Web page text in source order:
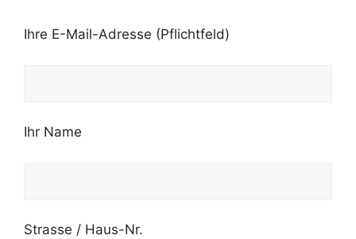
Ihre E-Mail-Adresse (Pflichtfeld)
Ihr Name
Strasse / Haus-Nr.